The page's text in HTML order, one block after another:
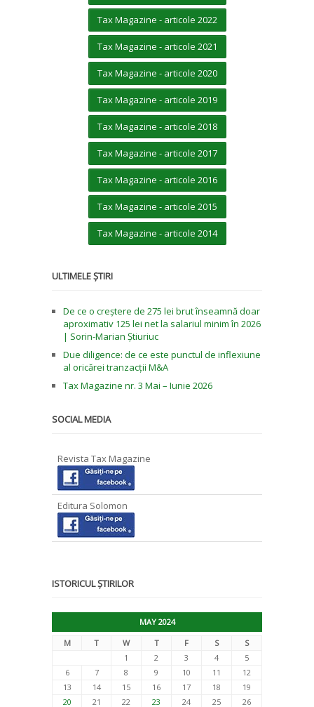
Tax Magazine - articole 2022
Tax Magazine - articole 2021
Tax Magazine - articole 2020
Tax Magazine - articole 2019
Tax Magazine - articole 2018
Tax Magazine - articole 2017
Tax Magazine - articole 2016
Tax Magazine - articole 2015
Tax Magazine - articole 2014
ULTIMELE ȘTIRI
De ce o creștere de 275 lei brut înseamnă doar
aproximativ 125 lei net la salariul minim în 2026
| Sorin-Marian Știuriuc
Due diligence: de ce este punctul de inflexiune
al oricărei tranzacții M&A
Tax Magazine nr. 3 Mai – Iunie 2026
SOCIAL MEDIA
Revista Tax Magazine
Editura Solomon
ISTORICUL ȘTIRILOR
MAY 2024
M
T W T F S
S
1
2 3 4
5
6
7 8 9 10 11
12
13
14 15 16 17 18
19
20
21 22 23 24 25 26